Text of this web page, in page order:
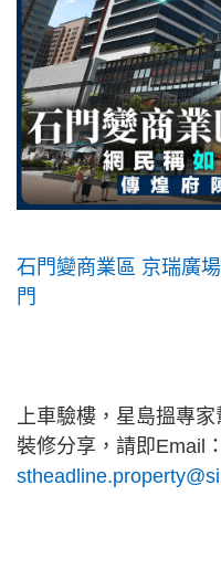
石門變商業區 京瑞廣
門
上車驗樓，星島搵專
裝修分享，請即Email：